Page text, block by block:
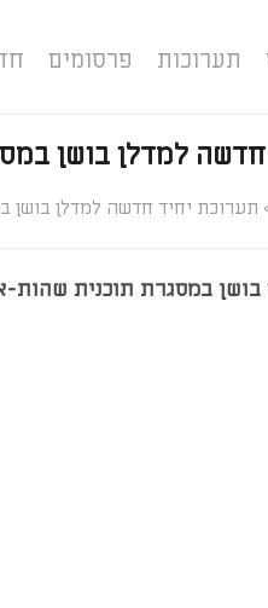
תערוכות פרסומים
למדלן בושן
תערוכת יחיד חדשה למדלן בושן
במסגרת תוכנית שהות-